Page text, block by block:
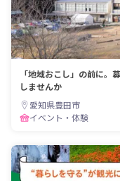
「地域おこし」の前に。
しませんか
愛知県豊田市
イベント・体験